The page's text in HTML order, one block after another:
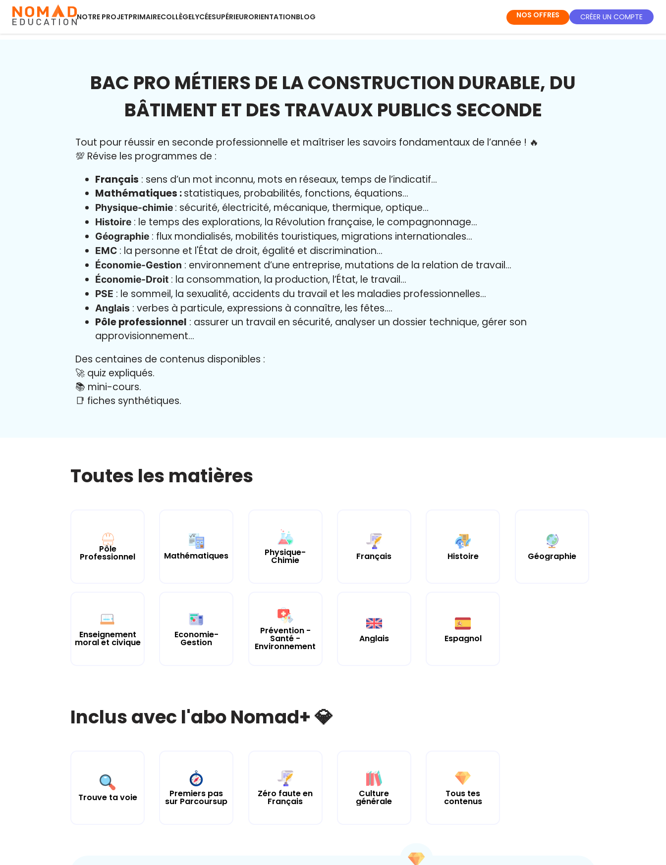
NOTRE PROJETPRIMAIRECOLLÈGELYCÉESUPÉRIEURORIENTATIONBLOG NOS OFFRES CRÉER UN COMPTE
BAC PRO MÉTIERS DE LA CONSTRUCTION DURABLE, DU
BÂTIMENT ET DES TRAVAUX PUBLICS SECONDE
Tout pour réussir en seconde professionnelle et maîtriser les savoirs fondamentaux de l’année ! 🔥
💯 Révise les programmes de :
Français : sens d’un mot inconnu, mots en réseaux, temps de l’indicatif…
Mathématiques :statistiques, probabilités, fonctions, équations…
Physique-chimie : sécurité, électricité, mécanique, thermique, optique…
Histoire : le temps des explorations, la Révolution française, le compagnonnage…
Géographie : flux mondialisés, mobilités touristiques, migrations internationales…
EMC : la personne et l'État de droit, égalité et discrimination…
Économie-Gestion : environnement d’une entreprise, mutations de la relation de travail…
Économie-Droit : la consommation, la production, l’État, le travail…
PSE : le sommeil, la sexualité, accidents du travail et les maladies professionnelles…
Anglais : verbes à particule, expressions à connaître, les fêtes….
Pôle professionnel : assurer un travail en sécurité, analyser un dossier technique, gérer son
approvisionnement...
Des centaines de contenus disponibles :
🚀 quiz expliqués.
📚 mini-cours.
📑 fiches synthétiques.
Toutes les matières
Pôle
Professionnel Mathématiques Physique-
Chimie Français Histoire Géographie
Enseignement
moral et civique
Economie-
Gestion
Prévention -
Santé -
Environnement
Anglais Espagnol
Inclus avec l'abo Nomad+ 💎
Trouve ta voie Premiers pas
sur Parcoursup
Zéro faute en
Français
Culture
générale
Tous tes
contenus